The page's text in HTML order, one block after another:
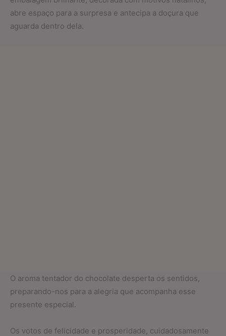
abre espaço para a surpresa e antecipa a doçura que
aguarda dentro dela.
O aroma tentador do chocolate desperta os sentidos,
preparando-nos para a alegria que acompanha esse
presente especial.
Os votos de felicidade e prosperidade, cuidadosamente